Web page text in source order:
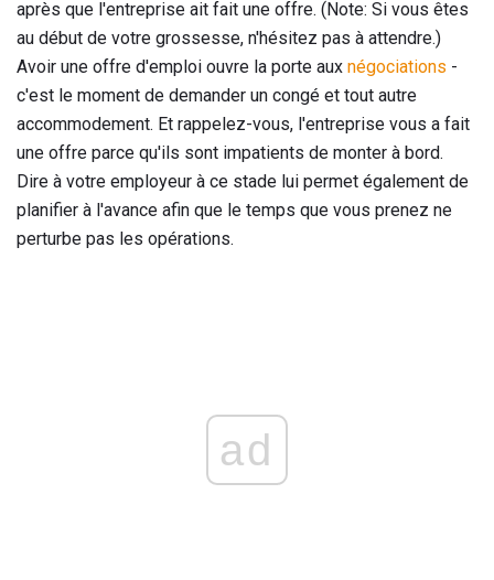
après que l'entreprise ait fait une offre. (Note: Si vous êtes
au début de votre grossesse, n'hésitez pas à attendre.)
Avoir une offre d'emploi ouvre la porte aux négociations -
c'est le moment de demander un congé et tout autre
accommodement. Et rappelez-vous, l'entreprise vous a fait
une offre parce qu'ils sont impatients de monter à bord.
Dire à votre employeur à ce stade lui permet également de
planifier à l'avance afin que le temps que vous prenez ne
perturbe pas les opérations.
ad